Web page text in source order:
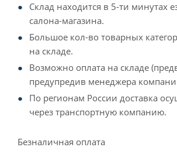
Склад находится в 5-ти минутах
салона-магазина.
Большое кол-во товарных
на складе.
Возможно оплата на складе
предупредив менеджера
По регионам России доставка
через транспортную компанию.
Безналичная оплата